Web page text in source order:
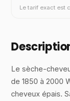
Le tarif exact est
Le sèche-
de 1850 à 2000
cheveux épais.